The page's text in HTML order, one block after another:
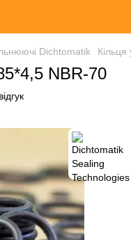
Dichtomatik
NBR-70